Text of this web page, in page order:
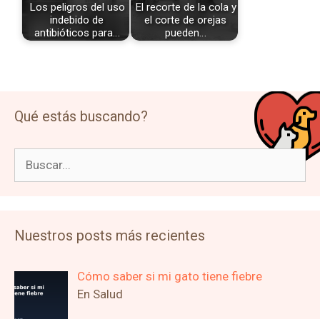
Los peligros del uso
indebido de
antibióticos para…
El recorte de la cola y
el corte de orejas
pueden…
Qué estás buscando?
Nuestros posts más recientes
Cómo saber si mi gato tiene fiebre
En Salud